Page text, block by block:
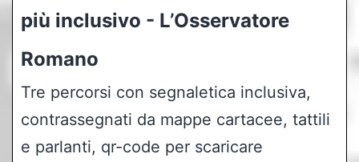
più inclusivo - L’Osservatore
Romano
Tre percorsi con segnaletica inclusiva,
contrassegnati da mappe cartacee, tattili
e parlanti, qr-code per scaricare